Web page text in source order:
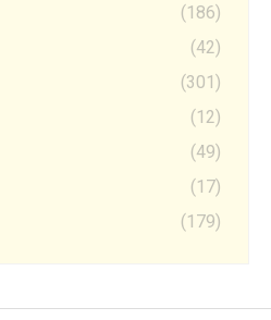
(186)
(42)
(301)
(12)
(49)
(17)
(179)